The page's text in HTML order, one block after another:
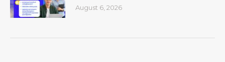
August 6, 2026